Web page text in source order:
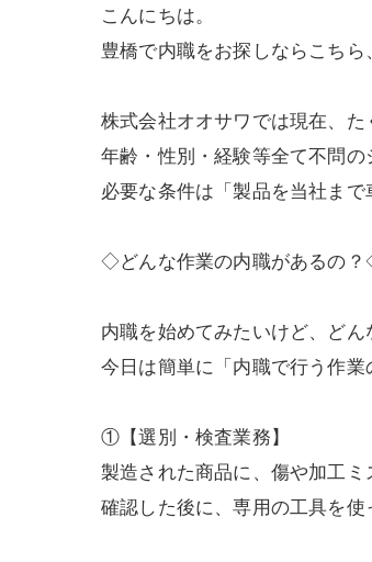
こんにちは。
豊橋で内職をお探しならこちら
株式会社オオサワでは現在、た
年齢・性別・経験等全て不問の
必要な条件は「製品を当社まで
◇どんな作業の内職があるの
内職を始めてみたいけど、どん
今日は簡単に「内職で行う作業
①【選別・検査業務】
製造された商品に、傷や加工ミ
確認した後に、専用の工具を使